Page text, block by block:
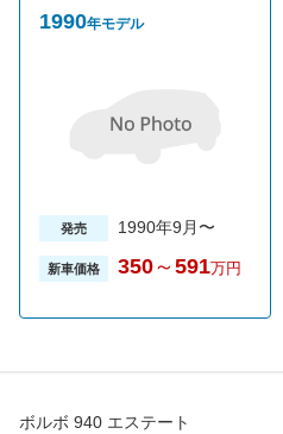
1990年モデル
発売 1990年9月〜
新車価格 350～ 591万円
ボルボ 940 エステート